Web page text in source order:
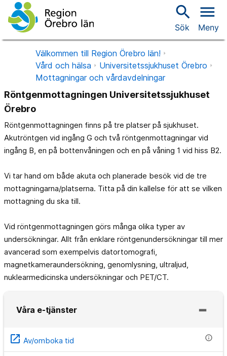
search
Sök
menu
Meny
Välkommen till Region Örebro län!
Vård och hälsa
Universitetssjukhuset Örebro
Mottagningar och vårdavdelningar
Röntgenmottagningen Universitetssjukhuset
Örebro
Röntgenmottagningen finns på tre platser på sjukhuset.
Akutröntgen vid ingång G och två röntgenmottagningar vid
ingång B, en på bottenvåningen och en på våning 1 vid hiss B2.
Vi tar hand om både akuta och planerade besök vid de tre
mottagningarna/platserna. Titta på din kallelse för att se vilken
mottagning du ska till.
Vid röntgenmottagningen görs många olika typer av
undersökningar. Allt från enklare röntgenundersökningar till mer
avancerad som exempelvis datortomografi,
magnetkameraundersökning, genomlysning, ultraljud,
nuklearmedicinska undersökningar och PET/CT.
Våra e-tjänster
open_in_new Av/omboka tid info